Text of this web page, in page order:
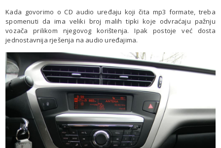
Kada govorimo o CD audio uređaju koji čita mp3 formate, treba
spomenuti da ima veliki broj malih tipki koje odvraćaju pažnju
vozača prilikom njegovog korištenja. Ipak postoje već dosta
jednostavnija rješenja na audio uređajima.